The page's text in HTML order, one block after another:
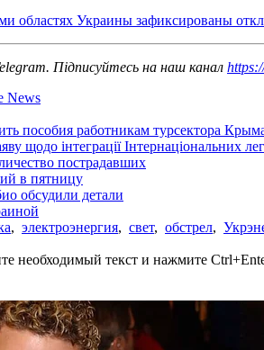
областях Украины зафиксированы
Підписуйтесь на наш канал
News
пособия работникам турсектора
щодо інтеграції Інтернаціональних
пострадавших
в пятницу
обсудили детали
, электроэнергия, свет, обстрел,
необходимый текст и нажмите